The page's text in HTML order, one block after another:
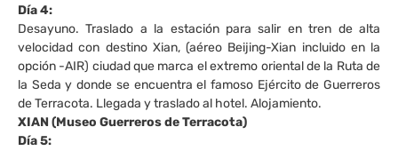
Día 4:
Desayuno. Traslado a la estación para salir en tren de alta
velocidad con destino Xian, (aéreo Beijing-Xian incluido en la
opción -AIR) ciudad que marca el extremo oriental de la Ruta de
la Seda y donde se encuentra el famoso Ejército de Guerreros
de Terracota. Llegada y traslado al hotel. Alojamiento.
XIAN (Museo Guerreros de Terracota)
Día 5: